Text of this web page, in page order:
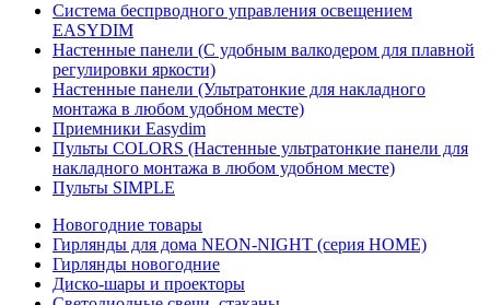
Система беспрводного управления освещением
EASYDIM
Настенные панели (С удобным валкодером для плавной
регулировки яркости)
Настенные панели (Ультратонкие для накладного
монтажа в любом удобном месте)
Приемники Easydim
Пульты COLORS (Настенные ультратонкие панели для
накладного монтажа в любом удобном месте)
Пульты SIMPLE
Новогодние товары
Гирлянды для дома NEON-NIGHT (серия HOME)
Гирлянды новогодние
Диско-шары и проекторы